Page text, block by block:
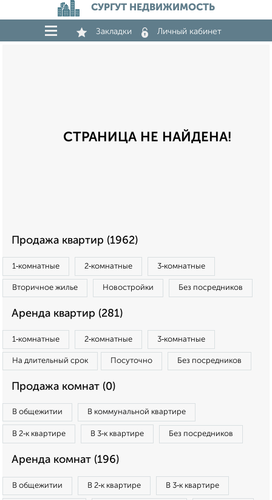
СУРГУТ НЕДВИЖИМОСТЬ
Закладки Личный кабинет
СТРАНИЦА НЕ НАЙДЕНА!
Продажа квартир (1962)
1‑комнатные 2‑комнатные 3‑комнатные
Вторичное жилье Новостройки Без посредников
Аренда квартир (281)
1‑комнатные 2‑комнатные 3‑комнатные
На длительный срок Посуточно Без посредников
Продажа комнат (0)
В общежитии В коммунальной квартире
В 2‑к квартире В 3‑к квартире Без посредников
Аренда комнат (196)
В общежитии В 2‑к квартире В 3‑к квартире